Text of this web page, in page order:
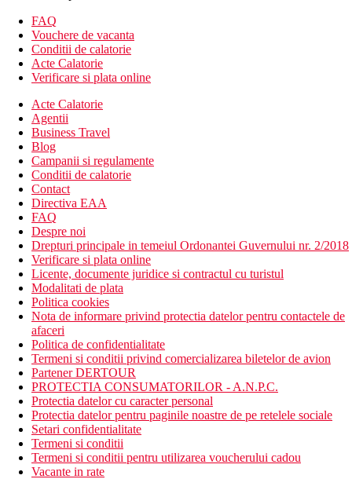
Alte tipuri de camere (daca nu se specifica altfel, camerel au
facilitatile de mai sus):
Camera dubla sau twin Grand Deluxe, cu vedere la oras:
canapea
masa, canapea
Descrierea hotelului
Hotelul dispune de:
camera de bagaje
birou de turism
receptie deschisa non stop
menaj zilnic
spalatorie (constra cost)
aer conditionat
room service
serviciu de trezire
restaurant
bar
snack bar
parcare
piscina
Spa
zona de relaxare
transfer de la si/sau la aeroport (contra cost)
Descrierea plajei
plaja cu nisip
Activitati sportive gratuite
FAQ
Vouchere de vacanta
Conditii de calatorie
Acte Calatorie
Verificare si plata online
Acte Calatorie
Agentii
Business Travel
Blog
Campanii si regulamente
Conditii de calatorie
Contact
Directiva EAA
FAQ
Despre noi
Drepturi principale in temeiul Ordonantei Guvernului nr. 2/2018
Verificare si plata online
Licente, documente juridice si contractul cu turistul
Modalitati de plata
Politica cookies
Nota de informare privind protectia datelor pentru contactele de
afaceri
Politica de confidentialitate
Termeni si conditii privind comercializarea biletelor de avion
Partener DERTOUR
PROTECTIA CONSUMATORILOR - A.N.P.C.
Protectia datelor cu caracter personal
Protectia datelor pentru paginile noastre de pe retelele sociale
Setari confidentialitate
Termeni si conditii
Termeni si conditii pentru utilizarea voucherului cadou
Vacante in rate